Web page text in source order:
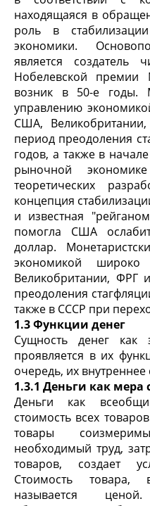
находящаяся в
роль в
экономики.
является создатель
Нобелевской
возник в 50-е годы.
управлению
США,
период преодоления
годов, а также в
рыночной
теоретических
концепция
и известная
помогла США
доллар.
экономикой
Великобритании, ФРГ
преодоления
также в СССР при
1.3 Функции денег
Сущность денег как
проявляется в их
очередь, их
1.3.1 Деньги как мера
Деньги как
стоимость всех
товары
необходимый труд,
товаров, создает
Стоимость товара,
называется